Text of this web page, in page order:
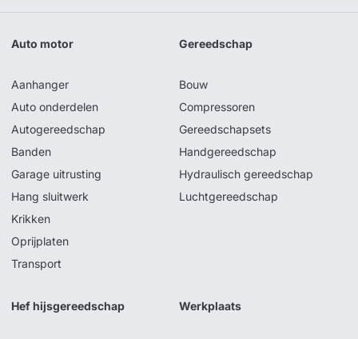
Auto motor
Aanhanger
Auto onderdelen
Autogereedschap
Banden
Garage uitrusting
Hang sluitwerk
Krikken
Oprijplaten
Transport
Gereedschap
Bouw
Compressoren
Gereedschapsets
Handgereedschap
Hydraulisch gereedschap
Luchtgereedschap
Hef hijsgereedschap Werkplaats